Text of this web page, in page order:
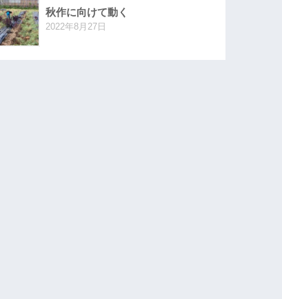
秋作に向けて動く
2022年8月27日